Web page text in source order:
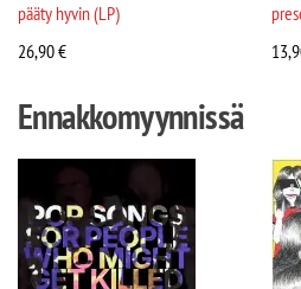
pääty hyvin (LP)
26,90€
Ennakkomyynnissä